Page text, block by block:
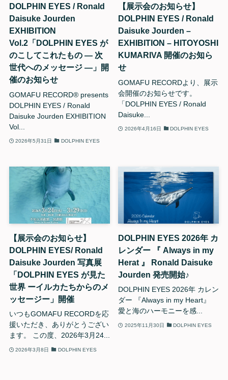
DOLPHIN EYES / Ronald
Daisuke Jourden
EXHIBITION
Vol.2「DOLPHIN EYES が
のこしてこれたもの — 次
世代へのメッセージ —」開
催のお知らせ
GOMAFU RECORD®︎ presents
DOLPHIN EYES / Ronald
Daisuke Jourden EXHIBITION
Vol...
2026年5月31日 DOLPHIN EYES
【展示会のお知らせ】
DOLPHIN EYES / Ronald
Daisuke Jourden –
EXHIBITION – HITOYOSHI
KUMARIVA 開催のお知ら
せ
GOMAFU RECORDより、展示
会開催のお知らせです。
「DOLPHIN EYES / Ronald
Daisuke...
2026年4月16日 DOLPHIN EYES
【展示会のお知らせ】
DOLPHIN EYES/ Ronald
Daisuke Jourden 写真展
「DOLPHIN EYES が見た
世界 ーイルカたちからのメ
ッセージー」開催
いつもGOMAFU RECORDを応
援いただき、ありがとうござい
ます。 この度、2026年3月24...
2026年3月8日 DOLPHIN EYES
DOLPHIN EYES 2026年 カ
レンダー 『 Always in my
Herat 』 Ronald Daisuke
Jourden 発売開始♪
DOLPHIN EYES 2026年 カレン
ダー 『Always in my Heart』
愛と海のハーモニーを感...
2025年11月30日 DOLPHIN EYES